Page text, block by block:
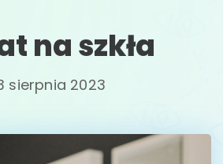
na szkła
sierpnia 2023